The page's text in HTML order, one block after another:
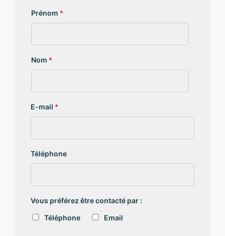
Prénom *
Nom *
E-mail *
Téléphone
Vous préférez être contacté par :
Téléphone
Email